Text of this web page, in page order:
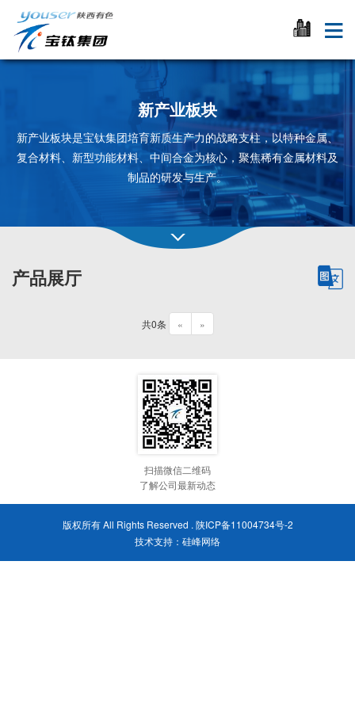
新产业板块
新产业板块是宝钛集团培育新质生产力的战略支柱，以特种金属、
复合材料、新型功能材料、中间合金为核心，聚焦稀有金属材料及
制品的研发与生产。
产品展厅
共0条 « »
扫描微信二维码
了解公司最新动态
版权所有 All Rights Reserved . 陕ICP备11004734号-2
技术支持： 硅峰网络